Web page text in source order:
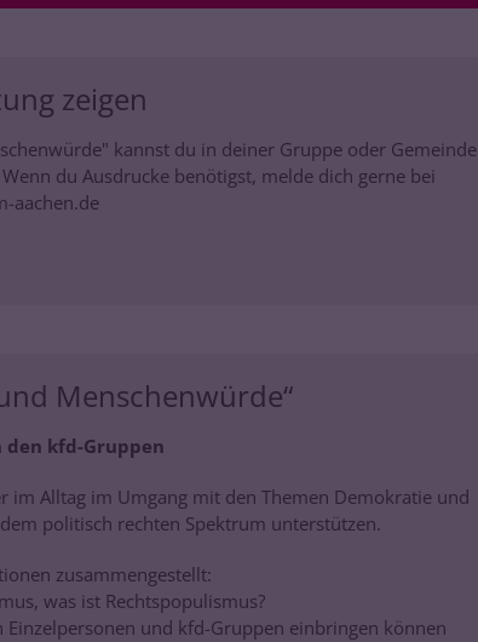
zeigen
kannst du in deiner Gruppe oder Gemeinde
du Ausdrucke benötigst, melde dich gerne bei
aachen.de
Menschenwürde“
kfd-Gruppen
im Alltag im Umgang mit den Themen Demokratie und
politisch rechten Spektrum unterstützen.
zusammengestellt:
was ist Rechtspopulismus?
und kfd-Gruppen einbringen können